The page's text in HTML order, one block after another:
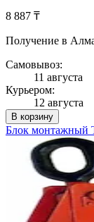
8 887 ₸
Получение в
Самовывоз:
11 августа
Курьером:
12 августа
В корзину
Блок монтажный